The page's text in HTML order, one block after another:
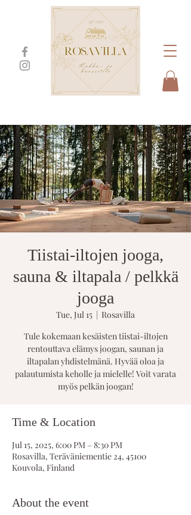
Tiistai-iltojen jooga,
sauna & iltapala / pelkkä
jooga
Tue, Jul 15
  |
Rosavilla
Tule kokemaan kesäisten tiistai-iltojen
rentouttava elämys joogan, saunan ja
iltapalan yhdistelmänä. Hyvää oloa ja
palautumista keholle ja mielelle! Voit varata
myös pelkän joogan!
Time & Location
Jul 15, 2025, 6:00 PM – 8:30 PM
Rosavilla, Teräväniementie 24, 45100
Kouvola, Finland
About the event